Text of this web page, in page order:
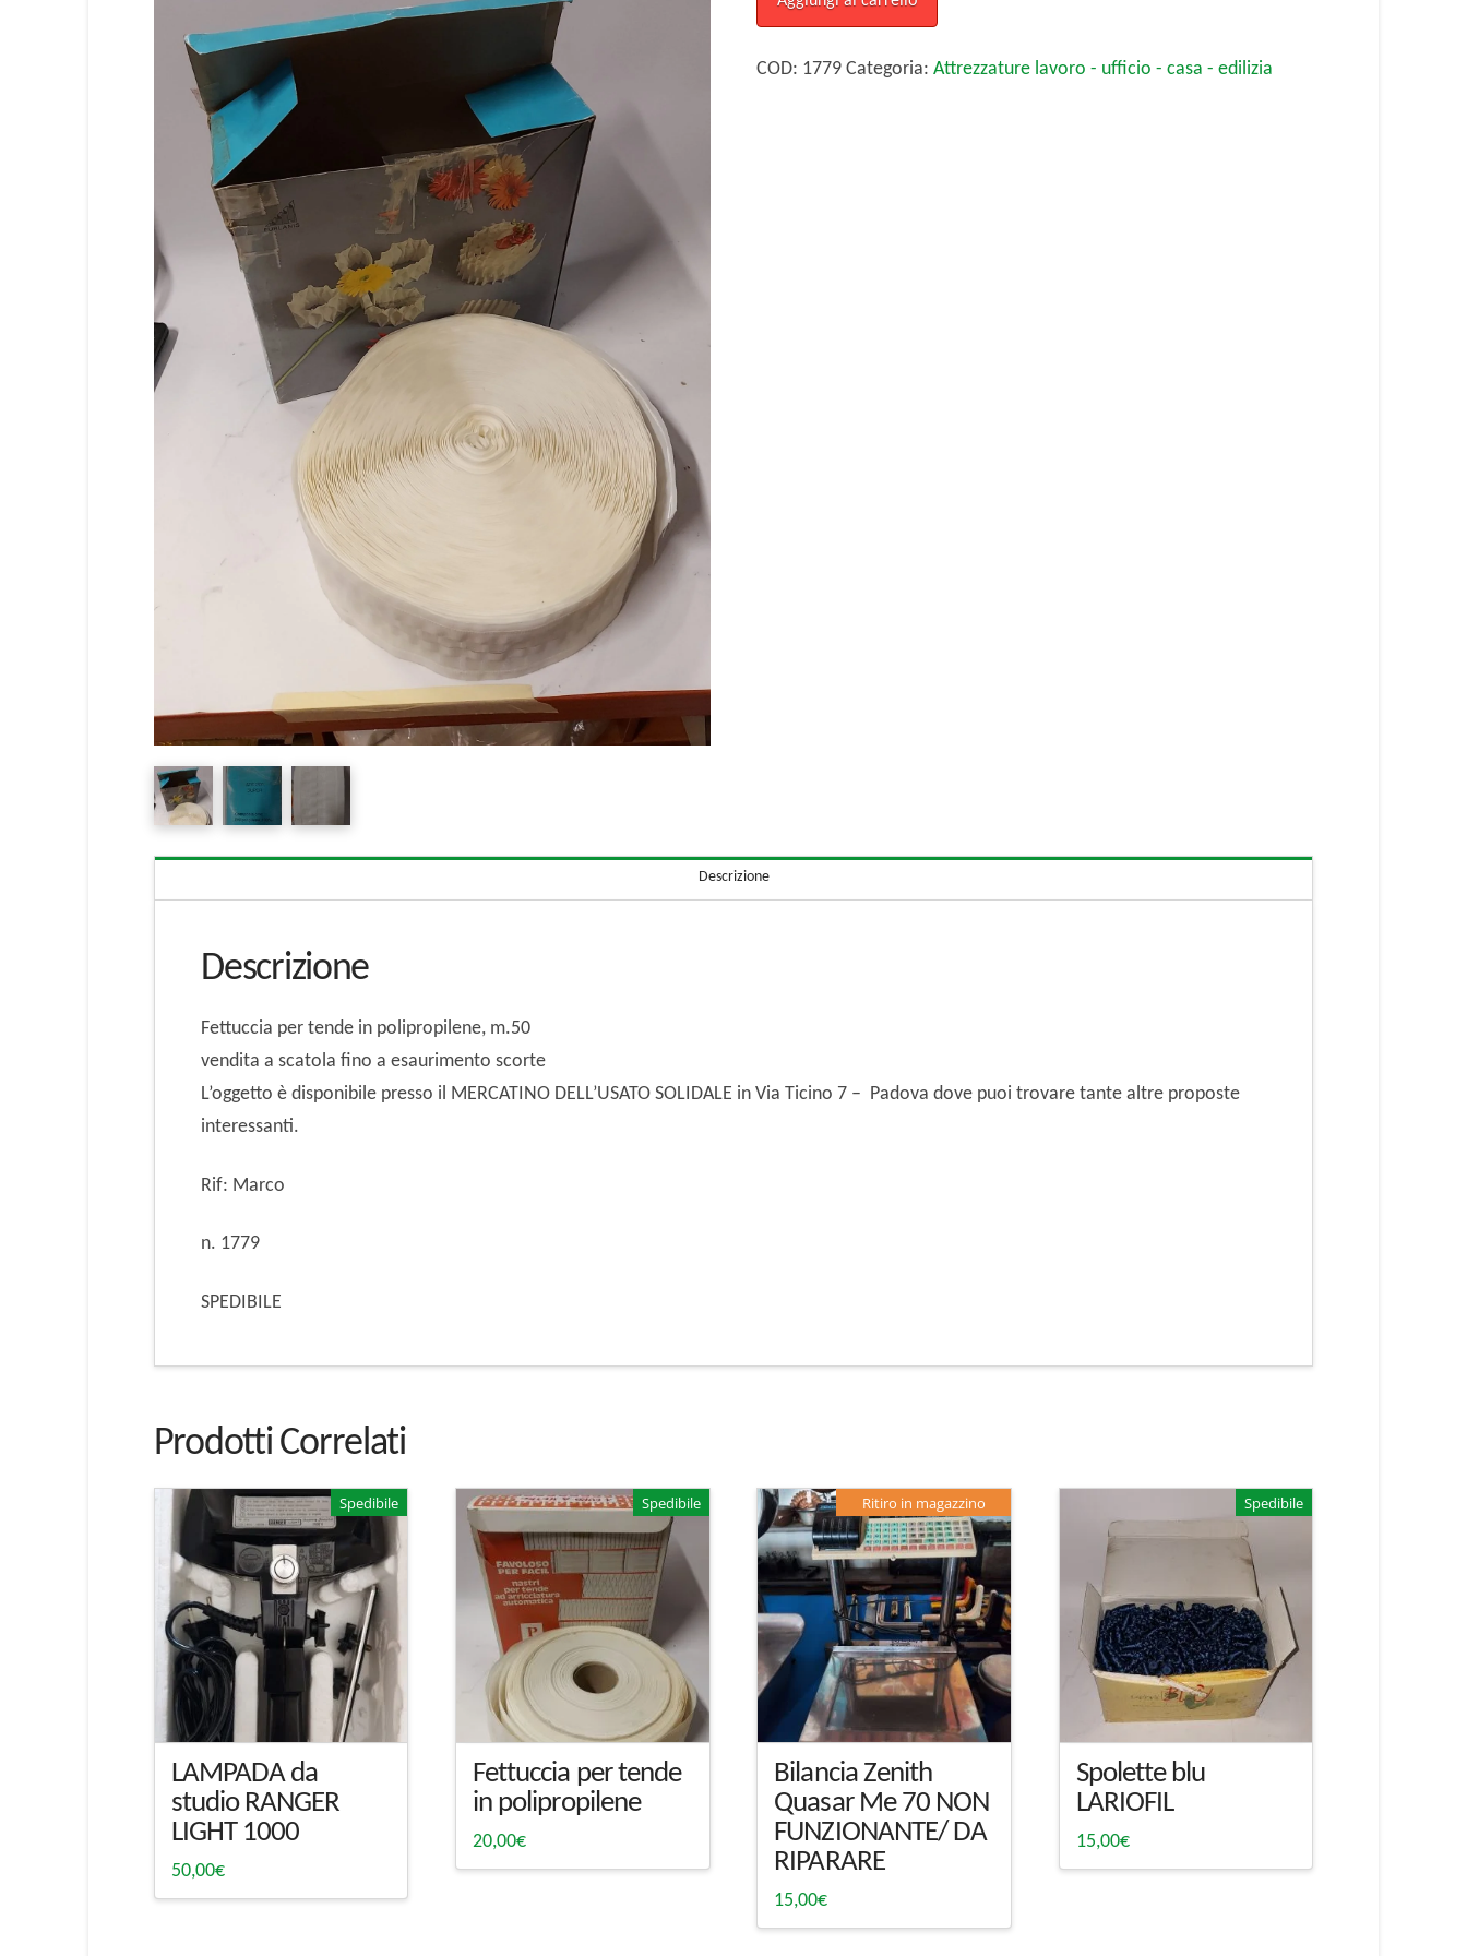
in
polipropilene
COD: 1779 Categoria:Attrezzature lavoro - ufficio - casa - edilizia
Descrizione
Descrizione
Fettuccia per tende in polipropilene, m.50
vendita a scatola fino a esaurimento scorte
L’oggetto è disponibile presso il MERCATINO DELL’USATO SOLIDALE in Via Ticino 7 – Padova dove puoi trovare tante altre proposte
interessanti.
Rif: Marco
n. 1779
SPEDIBILE
Prodotti Correlati
Spedibile
LAMPADA da
studio RANGER
LIGHT 1000
50,00€
Spedibile
Fettuccia per tende
in polipropilene
20,00€
Ritiro in magazzino
Bilancia Zenith
Quasar Me 70 NON
FUNZIONANTE/ DA
RIPARARE
15,00€
Spedibile
Spolette blu
LARIOFIL
15,00€